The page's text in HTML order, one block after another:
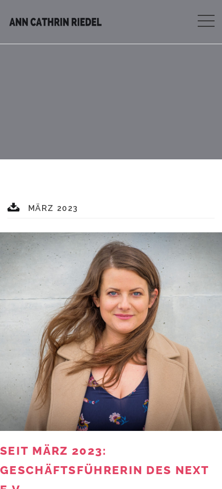
MÄRZ 2023
SEIT MÄRZ 2023:
GESCHÄFTSFÜHRERIN DES NEXT